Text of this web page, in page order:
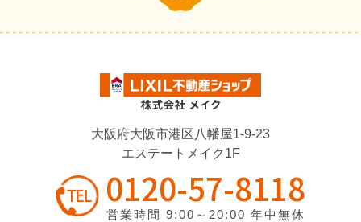
大阪府大阪市港区八幡屋1-9-23
エステートメイク1F
0120-57-8118
営業時間 9:00～20:00 年中無休